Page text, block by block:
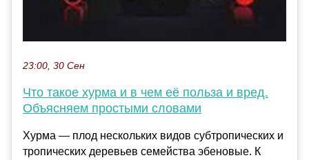
23:00, 30 Сен
Что такое хурма и в чем её польза и вред.
Объясняем простыми словами
Хурма — плод нескольких видов субтропических и
тропических деревьев семейства эбеновые. К